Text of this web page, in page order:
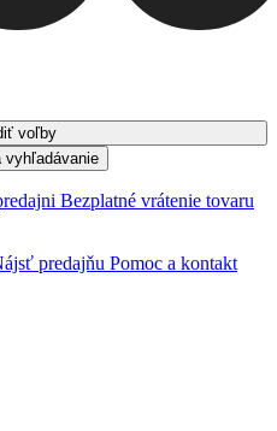
voľby
vyhľadávanie
Bezplatné vrátenie tovaru
predajňu Pomoc a kontakt